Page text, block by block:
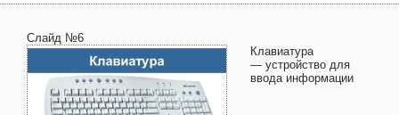
Слайд №6
Клавиатура
— устройство для
ввода информации